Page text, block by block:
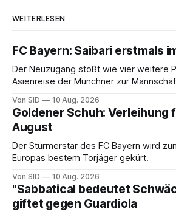
WEITERLESEN
FC Bayern: Saibari erstmals
Der Neuzugang stößt wie vier weitere
Asienreise der Münchner zur
Von SID 10 Aug. 2026
Goldener Schuh: Verleihung
August
Der Stürmerstar des FC Bayern wird
Europas bestem Torjäger gekürt.
Von SID 10 Aug. 2026
"Sabbatical bedeutet
giftet gegen Guardiola